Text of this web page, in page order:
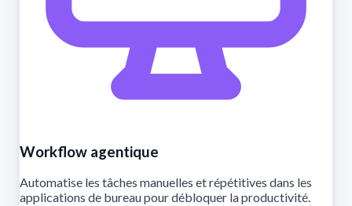
Workflow agentique
Automatise les tâches manuelles et répétitives dans les
applications de bureau pour débloquer la productivité.